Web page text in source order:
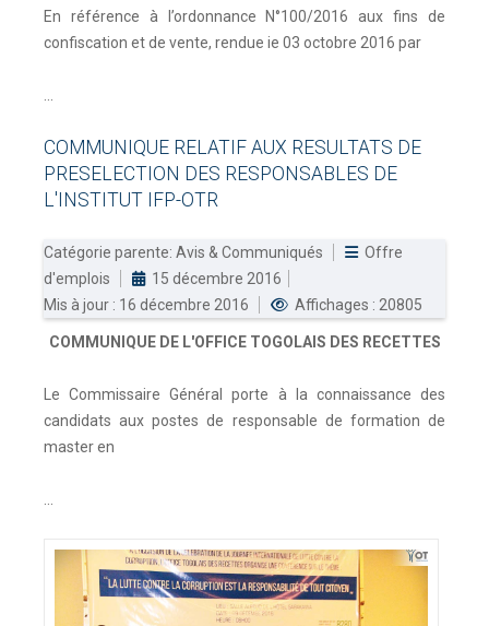
En référence à l’ordonnance N°100/2016 aux fins de
confiscation et de vente, rendue ie 03 octobre 2016 par
COMMUNIQUE RELATIF AUX RESULTATS DE
PRESELECTION DES RESPONSABLES DE
L'INSTITUT IFP-OTR
Catégorie parente: Avis & Communiqués
Offre
d'emplois
15 décembre 2016
Mis à jour : 16 décembre 2016
Affichages : 20805
COMMUNIQUE DE L'OFFICE TOGOLAIS DES RECETTES
Le Commissaire Général porte à la connaissance des
candidats aux postes de responsable de formation de
master en